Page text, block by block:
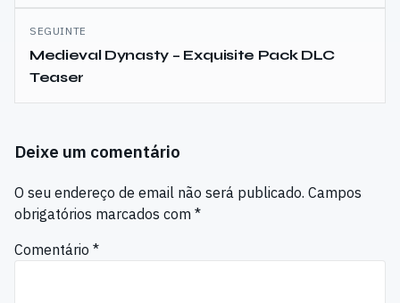
artigos
SEGUINTE
Medieval Dynasty – Exquisite Pack DLC
Teaser
Deixe um comentário
O seu endereço de email não será publicado. Campos
obrigatórios marcados com *
Comentário *